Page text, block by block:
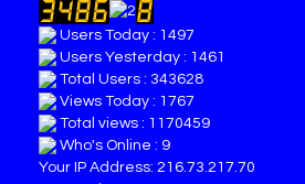
Users Today : 1497
Users Yesterday : 1461
Total Users : 343628
Views Today : 1767
Total views : 1170459
Who's Online : 9
Your IP Address: 216.73.217.70